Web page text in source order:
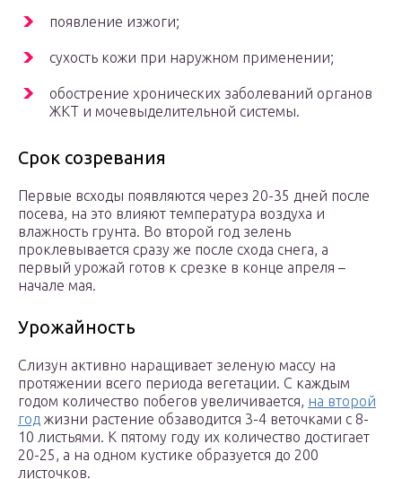
появление изжоги;
сухость кожи при наружном применении;
обострение хронических заболеваний органов
ЖКТ и мочевыделительной системы.
Срок созревания
Первые всходы появляются через 20-35 дней после
посева, на это влияют температура воздуха и
влажность грунта. Во второй год зелень
проклевывается сразу же после схода снега, а
первый урожай готов к срезке в конце апреля –
начале мая.
Урожайность
Слизун активно наращивает зеленую массу на
протяжении всего периода вегетации. С каждым
годом количество побегов увеличивается, на второй
год жизни растение обзаводится 3-4 веточками с 8-
10 листьями. К пятому году их количество достигает
20-25, а на одном кустике образуется до 200
листочков.